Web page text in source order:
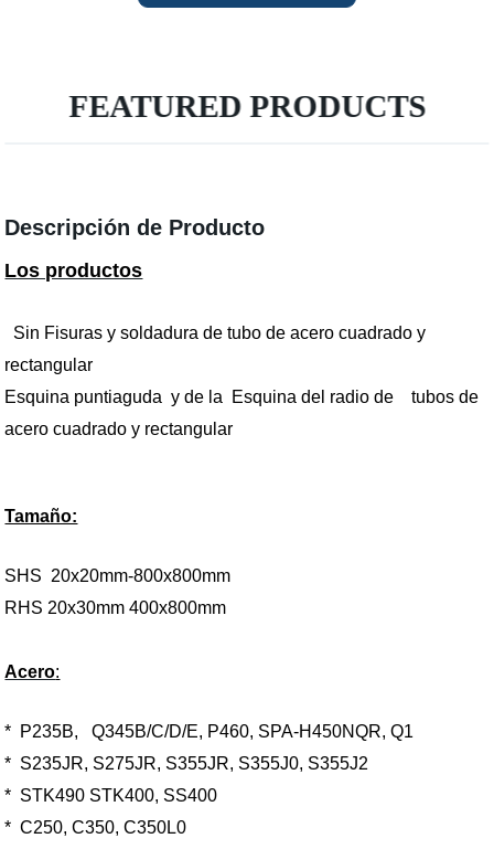
FEATURED PRODUCTS
Descripción de Producto
Los productos
Sin Fisuras y soldadura de tubo de acero cuadrado y
rectangular
Esquina puntiaguday de la Esquina del radio detubos de
acero cuadrado y rectangular
Tamaño:
SHS 20x20mm-800x800mm
RHS 20x30mm 400x800mm
Acero:
* P235B, Q345B/C/D/E, P460, SPA-H450NQR, Q1
* S235JR, S275JR, S355JR, S355J0, S355J2
* STK490 STK400, SS400
*C250, C350, C350L0